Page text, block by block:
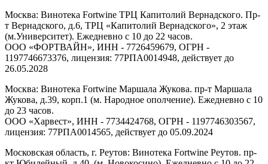
Москва: Винотека Fortwine ТРЦ Капитолий Вернадского. Пр-
т Вернадского, д.6, ТРЦ «Капитолий Вернадского», 2 этаж
(м.Университет). Ежедневно с 10 до 22 часов.
ООО «ФОРТВАЙН», ИНН - 7726459679, ОГРН -
1197746673376, лицензия: 77РПА0014948, действует до
26.05.2028
Москва: Винотека Fortwine Маршала Жукова. пр-т Маршала
Жукова, д.39, корп.1 (м. Народное ополчение). Ежедневно с 10
до 23 часов.
ООО «Харвест», ИНН - 7734424768, ОГРН - 1197746303567,
лицензия: 77РПА0014565, действует до 05.09.2024
Московская область, г. Реутов: Винотека Fortwine Реутов. пр-